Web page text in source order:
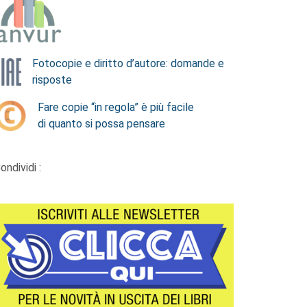
Fotocopie e diritto d’autore: domande e
risposte
Fare copie “in regola” è più facile
di quanto si possa pensare
: